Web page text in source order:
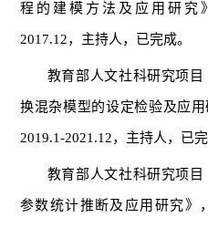
程的建模方法及应用研究
2017.12，主持人，已完成。
教育部人文社科研究项
换混杂模型的设定检验及应用
2019.1-2021.12，主持人，已完
教育部人文社科研究项
参数统计推断及应用研究》